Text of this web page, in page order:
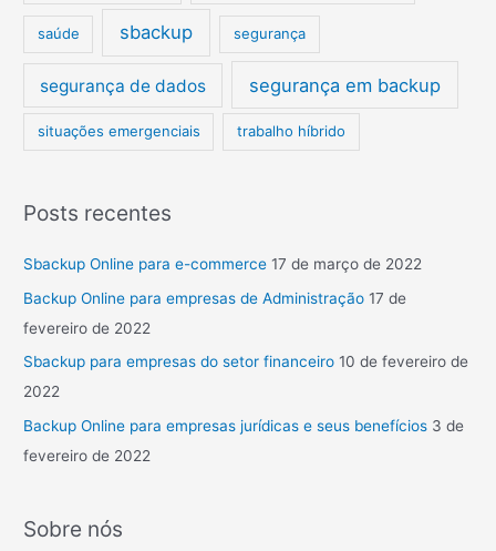
saúde sbackup segurança
segurança de dados segurança em backup
situações emergenciais trabalho híbrido
Posts recentes
Sbackup Online para e-commerce 17 de março de 2022
Backup Online para empresas de Administração 17 de
fevereiro de 2022
Sbackup para empresas do setor financeiro 10 de fevereiro de
2022
Backup Online para empresas jurídicas e seus benefícios 3 de
fevereiro de 2022
Sobre nós